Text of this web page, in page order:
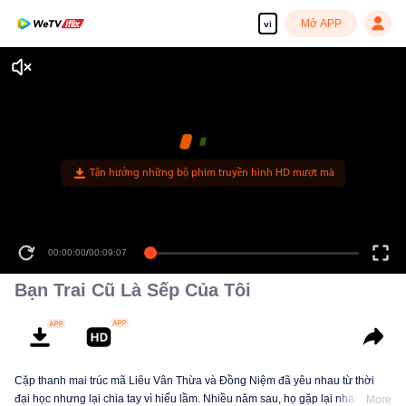
vi Mở APP
Tận hưởng những bộ phim truyền hình HD mượt mà
00:00:00/00:09:07
Bạn Trai Cũ Là Sếp Của Tôi
Cặp thanh mai trúc mã Liêu Vân Thừa và Đồng Niệm đã yêu nhau từ thời
đại học nhưng lại chia tay vì hiểu lầm. Nhiều năm sau, họ gặp lại nhau
More